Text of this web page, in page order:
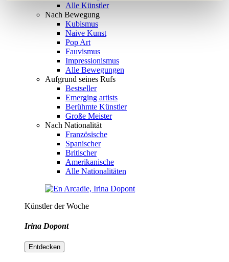
Alle Künstler
Nach Bewegung
Kubismus
Naive Kunst
Pop Art
Fauvismus
Impressionismus
Alle Bewegungen
Aufgrund seines Rufs
Bestseller
Emerging artists
Berühmte Künstler
Große Meister
Nach Nationalität
Französische
Spanischer
Britischer
Amerikanische
Alle Nationalitäten
Künstler der Woche
Irina Dopont
Entdecken